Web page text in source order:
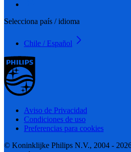
Selecciona país / idioma
Chile / Español
Aviso de Privacidad
Condiciones de uso
Preferencias para cookies
© Koninklijke Philips N.V., 2004 -